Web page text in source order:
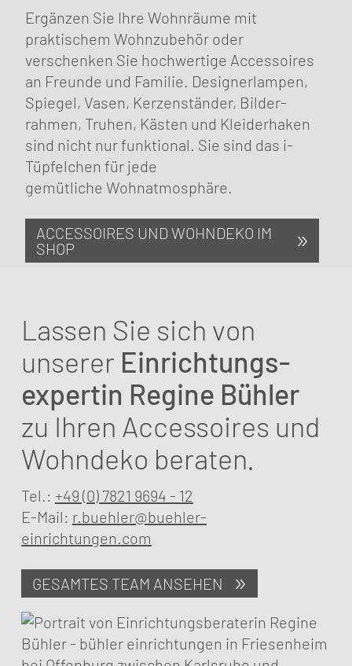
Ergänzen Sie Ihre Wohnräume mit
praktischem Wohn­zubehör oder
verschenken Sie hochwertige Accessoires
an Freunde und Familie. Designerlampen,
Spiegel, Vasen, Kerzen­ständer, Bilder­
rahmen, Truhen, Kästen und Kleider­haken
sind nicht nur funktional. Sie sind das i-
Tüpfelchen für jede
gemütliche Wohnatmosphäre.
ACCESSOIRES UND WOHNDEKO IM
SHOP
Lassen Sie sich von
unserer Einrichtungs­
expertin Regine Bühler
zu Ihren Accessoires und
Wohndeko beraten.
Tel.: +49 (0) 7821 9694 - 12
E-Mail: r.buehler@buehler-
einrichtungen.com
GESAMTES TEAM ANSEHEN